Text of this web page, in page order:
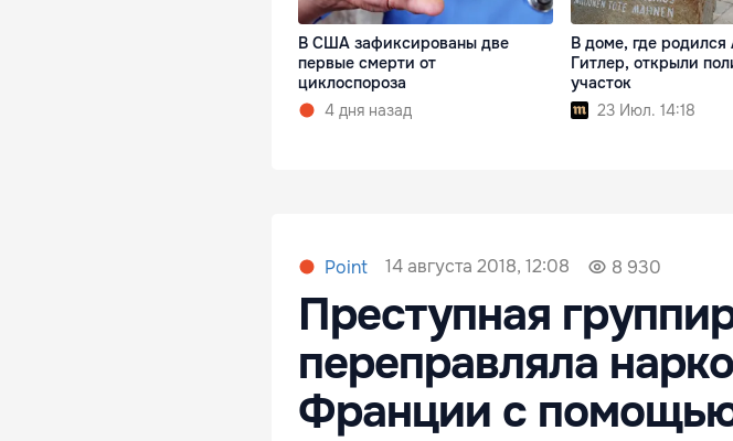
В США зафиксированы две
первые смерти от
циклоспороза
4 дня назад
В доме, где
Гитлер, открыли
участок
23 Июл. 14:18
Point 14 августа 2018, 12:08 8 930
Преступная
переправляла
Франции с